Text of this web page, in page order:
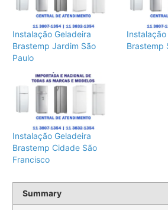
Instalação Geladeira
Brastemp Jardim São
Paulo
Brastemp
Instalação Geladeira
Brastemp Cidade São
Francisco
Summary